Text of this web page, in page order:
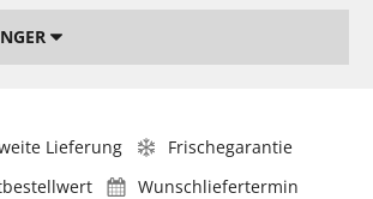
Lieferung
Frischegarantie
Wunschliefertermin